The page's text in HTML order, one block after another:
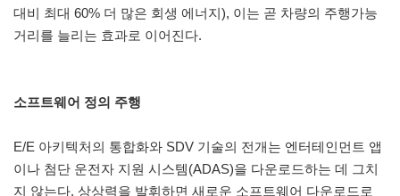
대비 최대 60% 더 많은 회생 에너지), 이는 곧 차량의 주행가능
거리를 늘리는 효과로 이어진다.
소프트웨어 정의 주행
E/E 아키텍처의 통합화와 SDV 기술의 전개는 엔터테인먼트 앱
이나 첨단 운전자 지원 시스템(ADAS)을 다운로드하는 데 그치
지 않는다. 상상력을 발휘하면 새로운 소프트웨어 다운로드로